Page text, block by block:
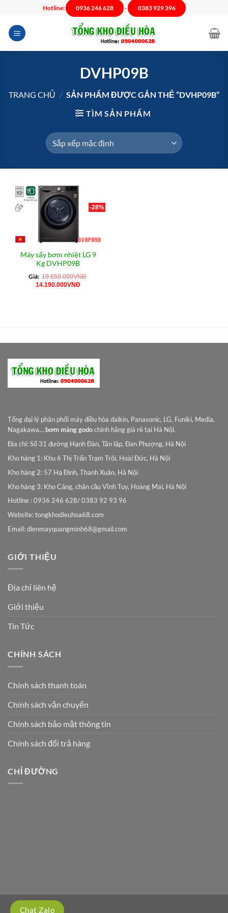
nội
dung
Hotline: 0936 246 628 - 0383 929 396
DVHP09B
TRANG CHỦ / SẢN PHẨM ĐƯỢC GẮN THẺ “DVHP09B”
TÌM SẢN PHẨM
-28%
Máy sấy bơm nhiệt LG 9
Kg DVHP09B
Giá: 19.650.000VNĐ
Giá
14.190.000VNĐGiá
Tổng đại lý phân phối máy điều hòa daikin, Panasonic, LG, Funiki, Media,
Nagakawa… bơm màng godochính hãng giá rẻ tại Hà Nội.
Địa chỉ: Số 31 đường Hạnh Đàn, Tân lập, Đan Phượng, Hà Nội
Kho hàng 1: Khu 6 Thị Trấn Trạm Trôi, Hoài Đức, Hà Nội
Kho hàng 2: 57 Hạ Đình, Thanh Xuân, Hà Nội
Kho hàng 3: Kho Cảng, chân cầu Vĩnh Tuy, Hoàng Mai, Hà Nội
Hotline : 0936 246 628/ 0383 92 93 96
Website: tongkhodieuhoa68.com
Email:dienmayquangminh68@gmail.com
GIỚI THIỆU
Địa chỉ liên hệ
Giới thiệu
Tin Tức
CHÍNH SÁCH
Chính sách thanh toán
Chính sách vận chuyển
Chính sách bảo mật thông tin
Chính sách đổi trả hàng
CHỈ ĐƯỜNG
Chat Zalo